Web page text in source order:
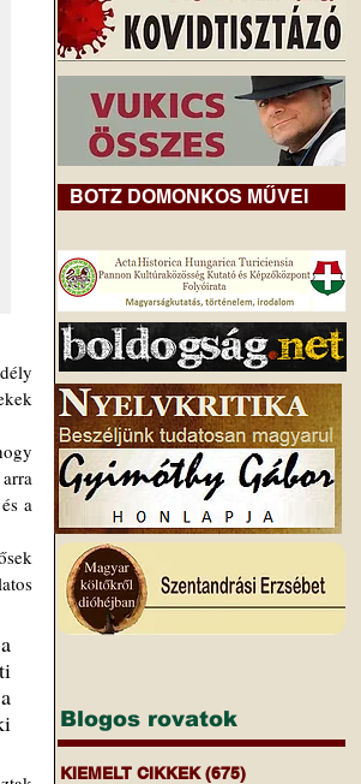
és a
BOTZ DOMONKOS MŰVEI
Blogos rovatok
KIEMELT CIKKEK (675)